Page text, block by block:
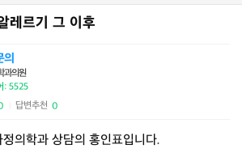
레르기 그 이후
의
과의원
: 5525
답변추천 0
의학과 상담의 홍인표입니다.